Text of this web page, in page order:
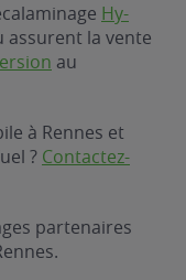
Hy-
assurent la vente
au
à Rennes et
? Contactez-
partenaires